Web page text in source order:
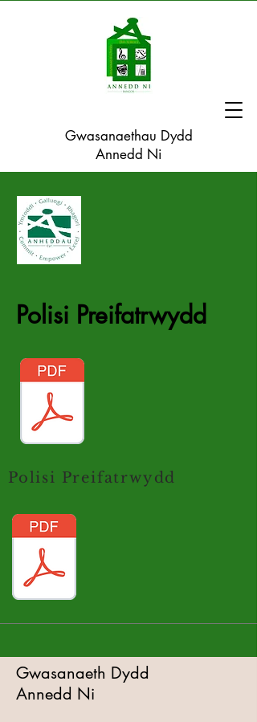
Gwasanaethau Dydd
Annedd Ni
Polisi Preifatrwydd
Polisi Preifatrwydd
Gwasanaeth Dydd
Annedd Ni